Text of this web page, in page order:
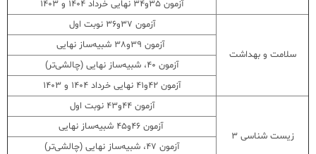
آزمون 35و34 نهایی خرداد 1404 و 1403
سلامت و بهداشت
آزمون 37و36 نوبت اول
آزمون 39و38 شبیه‌ساز نهایی
آزمون 40، شبیه‌ساز نهایی (چالشی‌تر)
آزمون 42و41 نهایی خرداد 1404 و 1403
زیست شناسی ۳
آزمون 44و43 نوبت اول
آزمون 46و45 شبیه‌ساز نهایی
آزمون 47، شبیه‌ساز نهایی (چالشی‌تر)